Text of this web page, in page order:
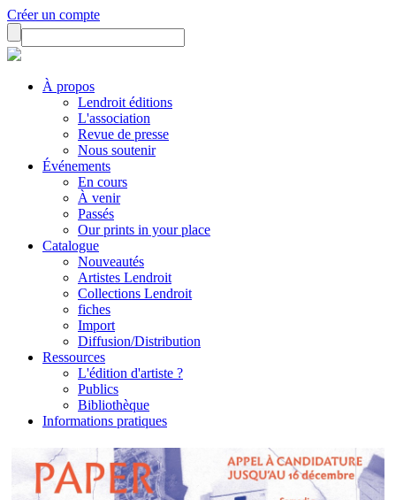
Créer un compte
À propos
Lendroit éditions
L'association
Revue de presse
Nous soutenir
Événements
En cours
À venir
Passés
Our prints in your place
Catalogue
Nouveautés
Artistes Lendroit
Collections Lendroit
fiches
Import
Diffusion/Distribution
Ressources
L'édition d'artiste ?
Publics
Bibliothèque
Informations pratiques